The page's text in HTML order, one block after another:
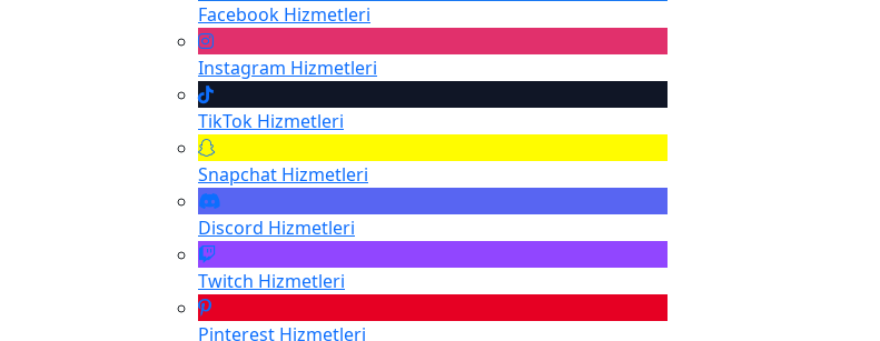
Facebook Hizmetleri
Instagram Hizmetleri
TikTok Hizmetleri
Snapchat Hizmetleri
Discord Hizmetleri
Twitch Hizmetleri
Pinterest Hizmetleri